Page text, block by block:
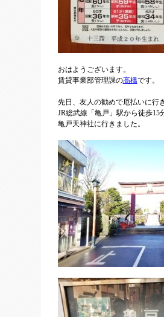
おはようございます。
賃貸事業部管理課の高橋です。
先日、友人の勧めで厄払いに行
JR総武線「亀戸」駅から徒歩15
亀戸天神社に行きました。